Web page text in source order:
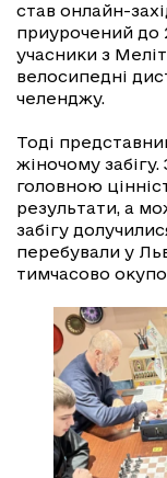
став онлайн-
приурочений до
учасники з
велосипедні
челенджу.
Тоді
жіночому забігу.
головною
результати, а
забігу
перебували у
тимчасово